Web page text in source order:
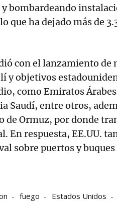
bombardeando
que ha dejado más de
con el lanzamiento de
objetivos
como Emiratos
Saudí, entre otros,
de Ormuz, por donde
En respuesta, EE.UU.
sobre puertos y
fuego Estados Unidos